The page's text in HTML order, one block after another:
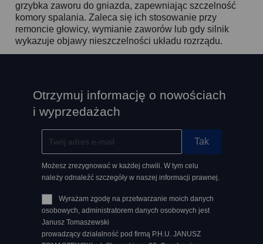
grzybka zaworu do gniazda, zapewniając szczelność
komory spalania. Zaleca się ich stosowanie przy
remoncie głowicy, wymianie zaworów lub gdy silnik
wykazuje objawy nieszczelności układu rozrządu.
Otrzymuj informację o nowościach
i wyprzedażach
Możesz zrezygnować w każdej chwili. W tym celu
należy odnaleźć szczegóły w naszej informacji prawnej.
Wyrażam zgodę na przetwarzanie moich danych
osobowych, administratorem danych osobowych jest
Janusz Tomaszewski
prowadzący działalność pod firmą P.H.U. JANUSZ